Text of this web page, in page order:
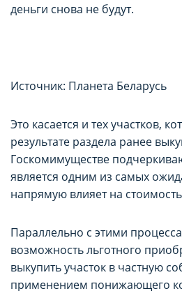
деньги снова не будут.
Источник: Планета Беларусь
Это касается и тех участков,
результате раздела ранее
Госкомимуществе
является одним из самых
напрямую влияет на
Параллельно с этими
возможность льготного
выкупить участок в частную
применением понижающего